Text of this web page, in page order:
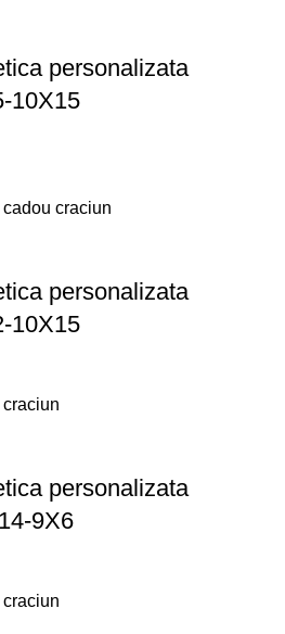
personalizata
10X15
personalizata
10X15
personalizata
9X6